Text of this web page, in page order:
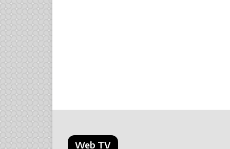
Web TV